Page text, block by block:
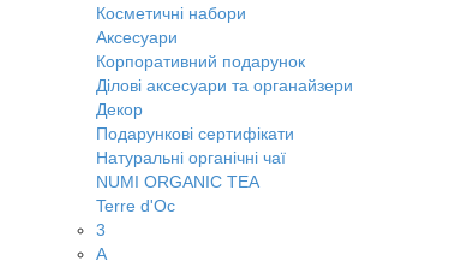
Косметичні набори
Аксесуари
Корпоративний подарунок
Ділові аксесуари та органайзери
Декор
Подарункові сертифікати
Натуральні органічні чаї
NUMI ORGANIC TEA
Terre d'Oc
3
A